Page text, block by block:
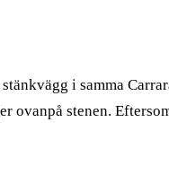
i samma
stenen.